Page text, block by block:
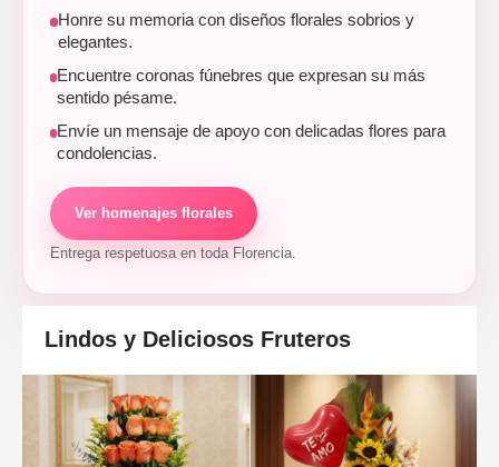
Honre su memoria con diseños florales sobrios y
elegantes.
Encuentre coronas fúnebres que expresan su más
sentido pésame.
Envíe un mensaje de apoyo con delicadas flores para
condolencias.
Ver homenajes florales
Entrega respetuosa en toda Florencia.
Lindos y Deliciosos Fruteros